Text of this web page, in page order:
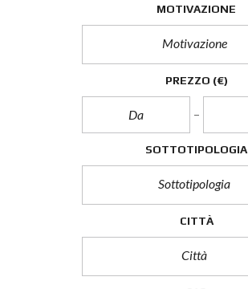
MOTIVAZIONE
Motivazione
PREZZO (€)
SOTTOTIPOLOGIA
Sottotipologia
CITTÀ
Città